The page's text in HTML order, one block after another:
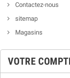
Contactez-nous
sitemap
Magasins
VOTRE